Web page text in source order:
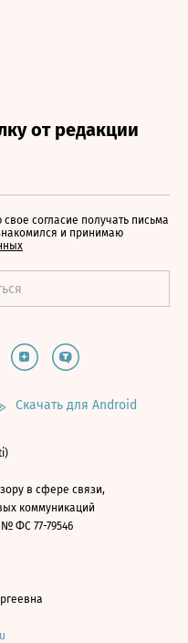
согласие получать письма
и принимаю
Скачать для Android
в сфере связи,
коммуникаций
ФС 77-79546